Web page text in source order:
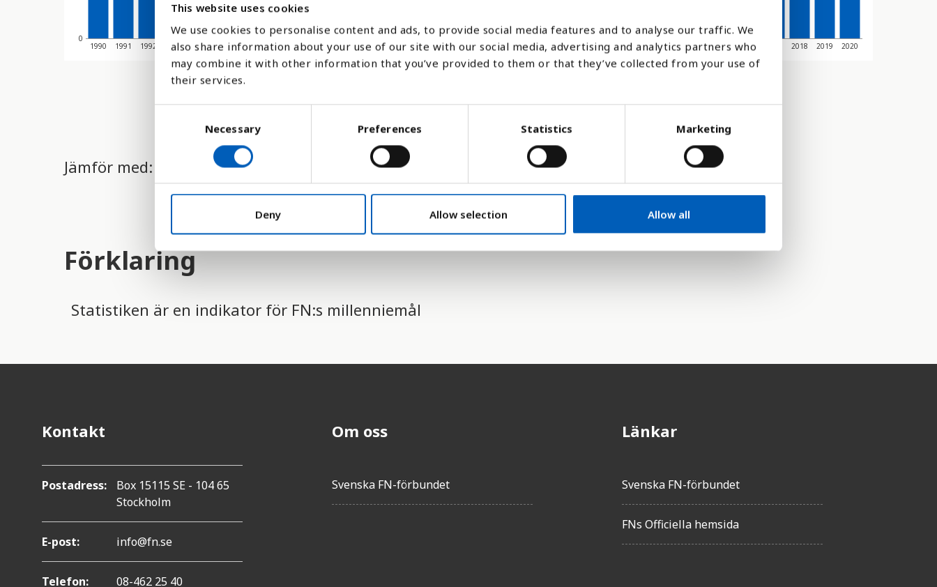
This website uses cookies
We use cookies to personalise content and ads, to provide social media features and to analyse our traffic. We
also share information about your use of our site with our social media, advertising and analytics partners who
may combine it with other information that you’ve provided to them or that they’ve collected from your use of
their services.
e
e
l
t
n
Necessary Preferences Statistics Marketing
Deny Allow selection Allow all
0
1990 1991 1992 1993 1994 1995 1996 1997 1998 1999 2000 2001 2002 2003 2004 2005 2006 2007 2008 2009 2010 2011 2012 2013 2014 2015 2016 2018 2019 2020
Jämför med:
Förklaring
Statistiken är en indikator för FN:s millenniemål
Kontakt
Postadress:
Box 15115 SE - 104 65
Stockholm
E-post: info@fn.se
Telefon: 08-462 25 40
Om oss
Svenska FN-förbundet
Länkar
Svenska FN-förbundet
FNs Officiella hemsida